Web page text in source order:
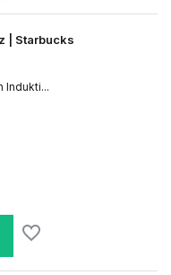
| Starbucks
Indukti...